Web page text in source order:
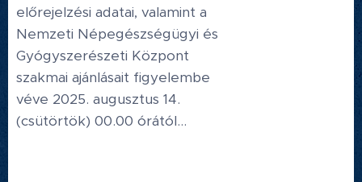
előrejelzési adatai, valamint a
Nemzeti Népegészségügyi és
Gyógyszerészeti Központ
szakmai ajánlásait figyelembe
véve 2025. augusztus 14.
(csütörtök) 00.00 órától...